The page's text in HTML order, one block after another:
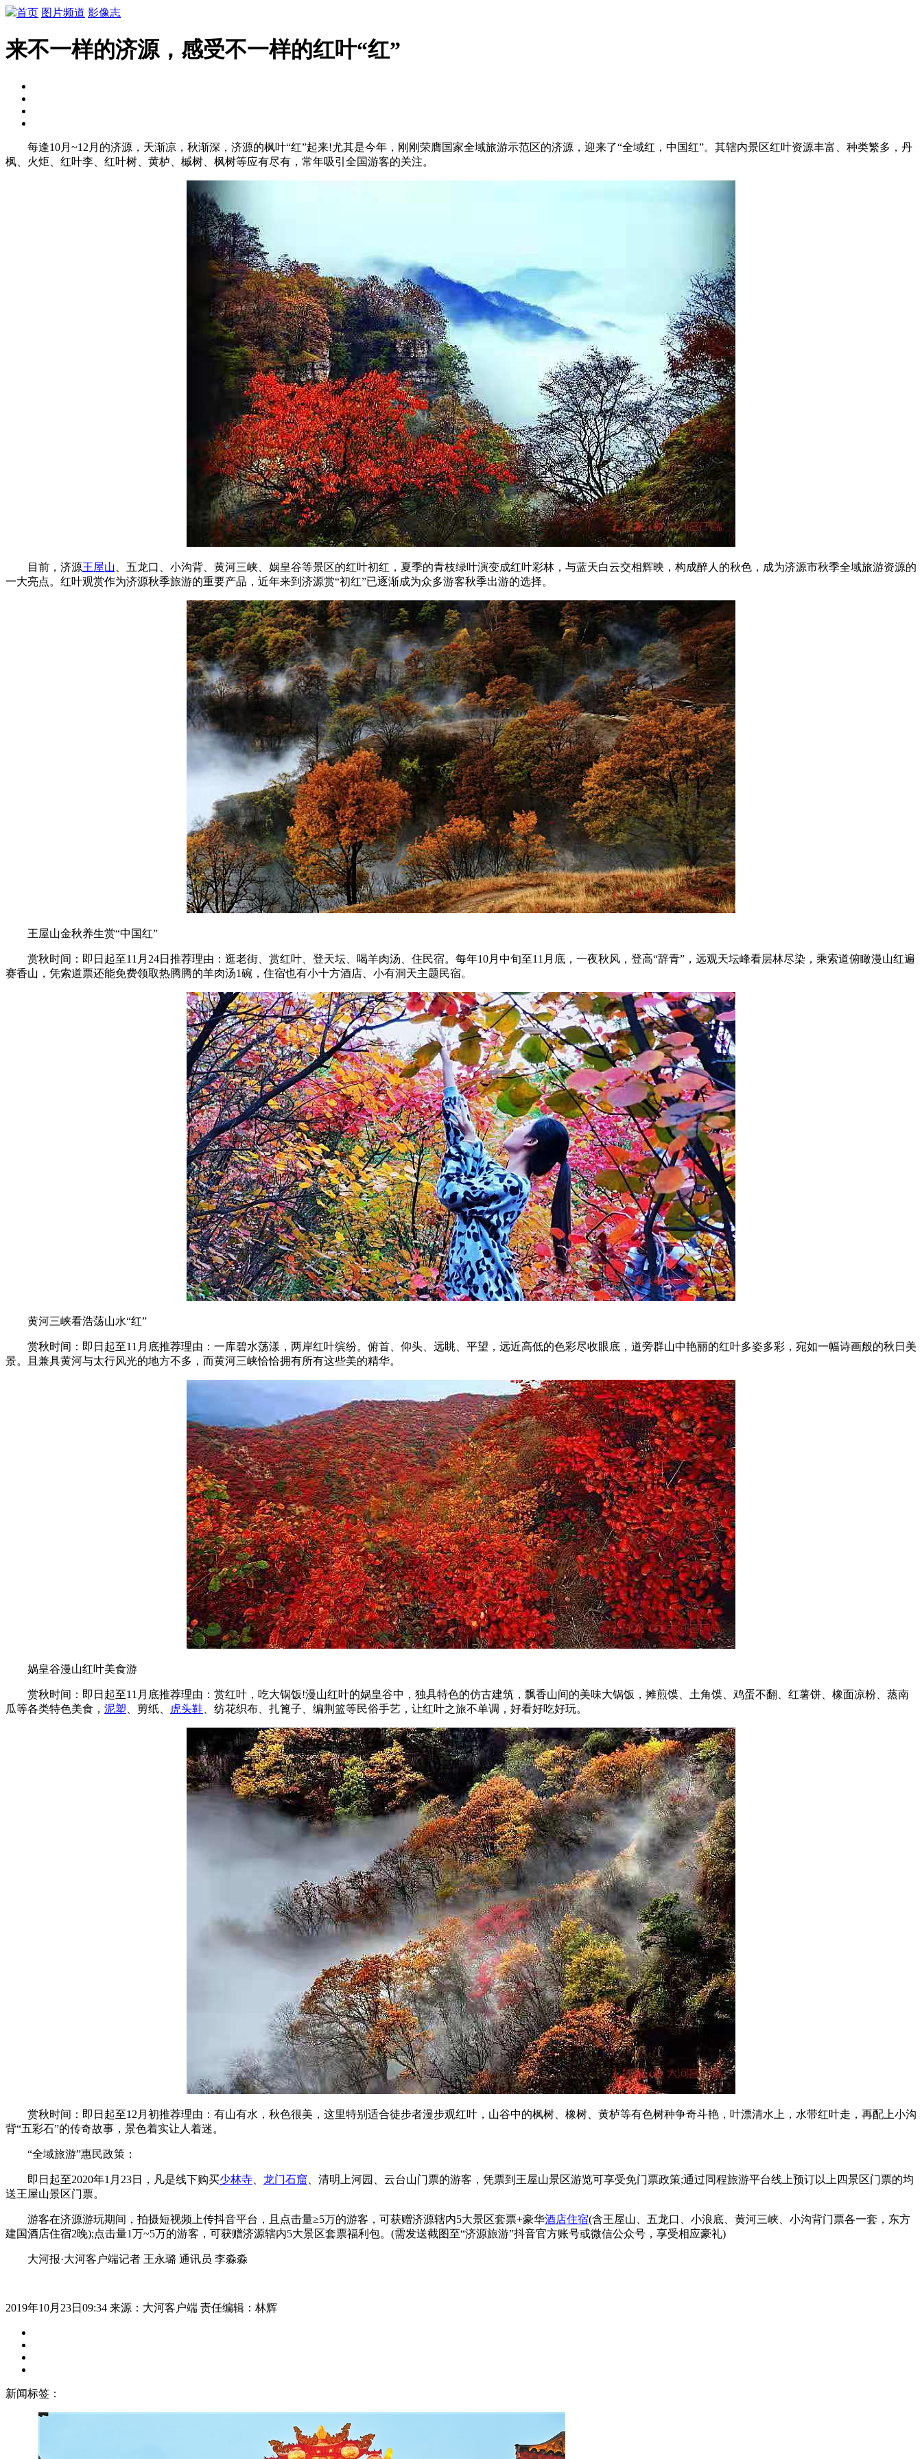
首页 图片频道 影像志
来不一样的济源，感受不一样的红叶“红”
每逢10月~12月的济源，天渐凉，秋渐深，济源的枫叶“红”起来!尤其是今年，刚刚荣膺国家全域旅游示范区的济源，迎来了“全域红，中国红”。其辖内景区红叶资源丰富、种类繁多，丹
枫、火炬、红叶李、红叶树、黄栌、槭树、枫树等应有尽有，常年吸引全国游客的关注。
目前，济源王屋山 、五龙口、小沟背、黄河三峡、娲皇谷等景区的红叶初红，夏季的青枝绿叶演变成红叶彩林，与蓝天白云交相辉映，构成醉人的秋色，成为济源市秋季全域旅游资源的
一大亮点。红叶观赏作为济源秋季旅游的重要产品，近年来到济源赏“初红”已逐渐成为众多游客秋季出游的选择。
王屋山金秋养生赏“中国红”
赏秋时间：即日起至11月24日推荐理由：逛老街、赏红叶、登天坛、喝羊肉汤、住民宿。每年10月中旬至11月底，一夜秋风，登高“辞青”，远观天坛峰看层林尽染，乘索道俯瞰漫山红遍
赛香山，凭索道票还能免费领取热腾腾的羊肉汤1碗，住宿也有小十方酒店、小有洞天主题民宿。
黄河三峡看浩荡山水“红”
赏秋时间：即日起至11月底推荐理由：一库碧水荡漾，两岸红叶缤纷。俯首、仰头、远眺、平望，远近高低的色彩尽收眼底，道旁群山中艳丽的红叶多姿多彩，宛如一幅诗画般的秋日美
景。且兼具黄河与太行风光的地方不多，而黄河三峡恰恰拥有所有这些美的精华。
娲皇谷漫山红叶美食游
赏秋时间：即日起至11月底推荐理由：赏红叶，吃大锅饭!漫山红叶的娲皇谷中，独具特色的仿古建筑，飘香山间的美味大锅饭，摊煎馍、土角馍、鸡蛋不翻、红薯饼、橡面凉粉、蒸南
瓜等各类特色美食， 泥塑 、剪纸、 虎头鞋 、纺花织布、扎篦子、编荆篮等民俗手艺，让红叶之旅不单调，好看好吃好玩。
赏秋时间：即日起至12月初推荐理由：有山有水，秋色很美，这里特别适合徒步者漫步观红叶，山谷中的枫树、橡树、黄栌等有色树种争奇斗艳，叶漂清水上，水带红叶走，再配上小沟
背“五彩石”的传奇故事，景色着实让人着迷。
“全域旅游”惠民政策：
即日起至2020年1月23日，凡是线下购买少林寺 龙门石窟 、清明上河园、云台山门票的游客，凭票到王屋山景区游览可享受免门票政策;通过同程旅游平台线上预订以上四景区门票的均
送王屋山景区门票。
游客在济源游玩期间，拍摄短视频上传抖音平台，且点击量≥5万的游客，可获赠济源辖内5大景区套票+豪华酒店住宿(含王屋山、五龙口、小浪底、黄河三峡、小沟背门票各一套，东方
建国酒店住宿2晚);点击量1万~5万的游客，可获赠济源辖内5大景区套票福利包。(需发送截图至“济源旅游”抖音官方账号或微信公众号，享受相应豪礼)
大河报·大河客户端记者 王永璐 通讯员 李淼淼
2019年10月23日09:34 来源：大河客户端 责任编辑：林辉
新闻标签：